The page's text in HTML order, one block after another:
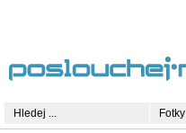
Fotky